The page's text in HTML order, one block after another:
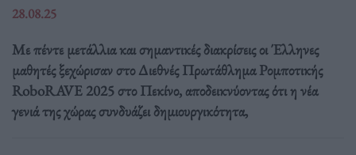
28.08.25
Με πέντε μετάλλια και σημαντικές διακρίσεις οι Έλληνες
μαθητές ξεχώρισαν στο Διεθνές Πρωτάθλημα Ρομποτικής
RoboRAVE 2025 στο Πεκίνο, αποδεικνύοντας ότι η νέα
γενιά της χώρας συνδυάζει δημιουργικότητα,